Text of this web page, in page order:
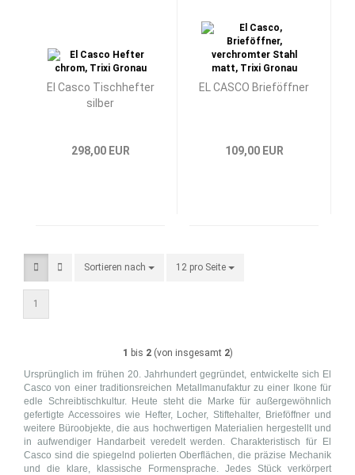
El Casco Tischhefter
silber
298,00 EUR
EL CASCO Brieföffner
109,00 EUR
Sortieren nach
Sortieren nach 12 pro Seite
pro Seite
1
1 bis 2(von insgesamt 2)
Ursprünglich im frühen 20. Jahrhundert gegründet, entwickelte sich El
Casco von einer traditionsreichen Metallmanufaktur zu einer Ikone für
edle Schreibtischkultur. Heute steht die Marke für außergewöhnlich
gefertigte Accessoires wie Hefter, Locher, Stiftehalter, Brieföffner und
weitere Büroobjekte, die aus hochwertigen Materialien hergestellt und
in aufwendiger Handarbeit veredelt werden. Charakteristisch für El
Casco sind die spiegelnd polierten Oberflächen, die präzise Mechanik
und die klare, klassische Formensprache. Jedes Stück verkörpert